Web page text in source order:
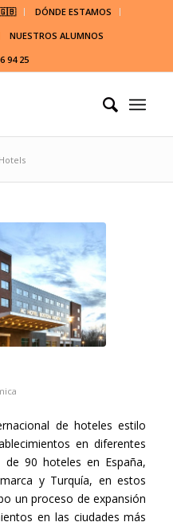
DÓNDE ESTAMOS
NUESTROS ALUMNOS
94 25
de hoteles estilo
en diferentes
90 hoteles en España,
y Turquía, en estos
un proceso de expansión
en las ciudades más